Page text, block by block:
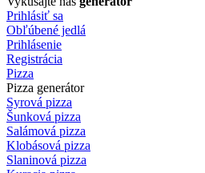
Prihlásiť sa
Obľúbené jedlá
Prihlásenie
Registrácia
Pizza
Pizza generátor
Syrová pizza
Šunková pizza
Salámová pizza
Klobásová pizza
Slaninová pizza